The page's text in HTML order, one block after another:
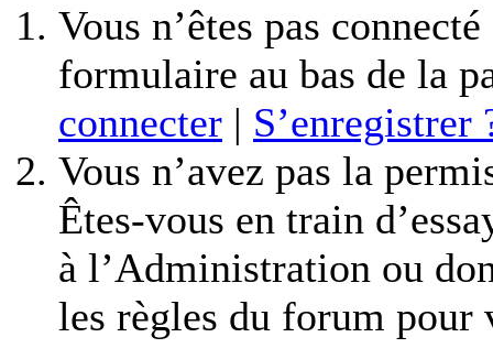
Vous n’êtes pas
formulaire au bas de la
connecter | S’enregistrer
Vous n’avez pas la
Êtes-vous en train
à l’Administration ou
les règles du forum pour